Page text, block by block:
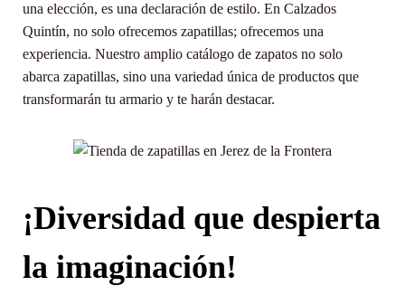
una elección, es una declaración de estilo. En Calzados
Quintín, no solo ofrecemos zapatillas; ofrecemos una
experiencia. Nuestro amplio catálogo de zapatos no solo
abarca zapatillas, sino una variedad única de productos que
transformarán tu armario y te harán destacar.
¡Diversidad que despierta
la imaginación!